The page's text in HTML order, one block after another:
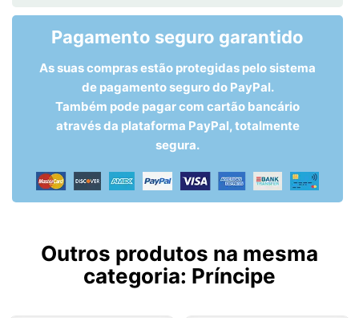
Pagamento seguro garantido
As suas compras estão protegidas pelo sistema
de pagamento seguro do PayPal.
Também pode pagar com cartão bancário
através da plataforma PayPal, totalmente
segura.
Outros produtos na mesma
categoria: Príncipe